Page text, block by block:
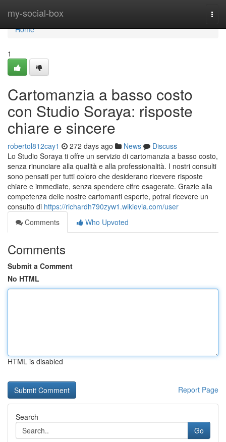
my-social-box
Home
Home
1
Cartomanzia a basso costo
con Studio Soraya: risposte
chiare e sincere
robertol812cay1 272 days ago News
Discuss
Lo Studio Soraya ti offre un servizio di cartomanzia a basso costo,
senza rinunciare alla qualità e alla professionalità. I nostri consulti
sono pensati per tutti coloro che desiderano ricevere risposte
chiare e immediate, senza spendere cifre esagerate. Grazie alla
competenza delle nostre cartomanti esperte, potrai ricevere un
consulto di https://richardh790zyw1.wikievia.com/user
Comments
Who Upvoted
Comments
Submit a Comment
No HTML
HTML is disabled
Report Page
Search
Go